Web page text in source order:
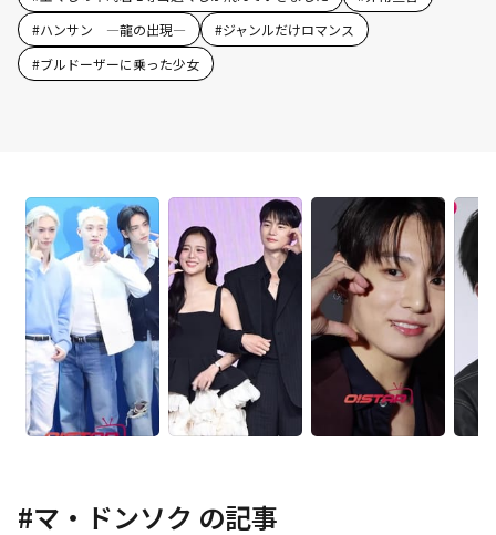
#ハンサン ―龍の出現― #ジャンルだけロマンス
#ブルドーザーに乗った少女
#マ・ドンソク の記事